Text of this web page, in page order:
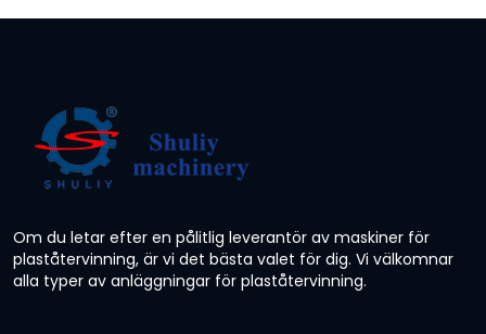
Om du letar efter en pålitlig leverantör av maskiner för
plaståtervinning, är vi det bästa valet för dig. Vi välkomnar
alla typer av anläggningar för plaståtervinning.